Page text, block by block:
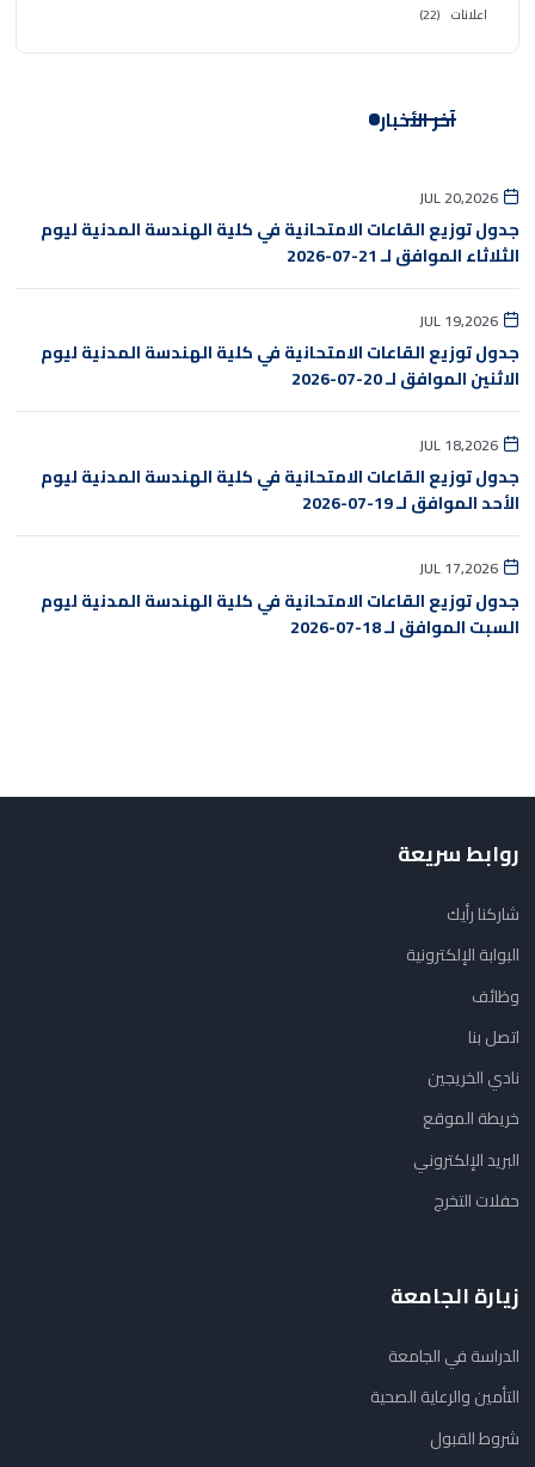
اعلانات (22)
آخر الأخبار
JUL 20,2026
جدول توزيع القاعات الامتحانية في كلية الهندسة المدنية ليوم
الثلاثاء الموافق لـ 21-07-2026
JUL 19,2026
جدول توزيع القاعات الامتحانية في كلية الهندسة المدنية ليوم
الاثنين الموافق لـ 20-07-2026
JUL 18,2026
جدول توزيع القاعات الامتحانية في كلية الهندسة المدنية ليوم
الأحد الموافق لـ 19-07-2026
JUL 17,2026
جدول توزيع القاعات الامتحانية في كلية الهندسة المدنية ليوم
السبت الموافق لـ 18-07-2026
روابط سريعة
شاركنا رأيك
البوابة الإلكترونية
وظائف
اتصل بنا
نادي الخريجين
خريطة الموقع
البريد الإلكتروني
حفلات التخرج
زيارة الجامعة
الدراسة في الجامعة
التأمين والرعاية الصحية
شروط القبول